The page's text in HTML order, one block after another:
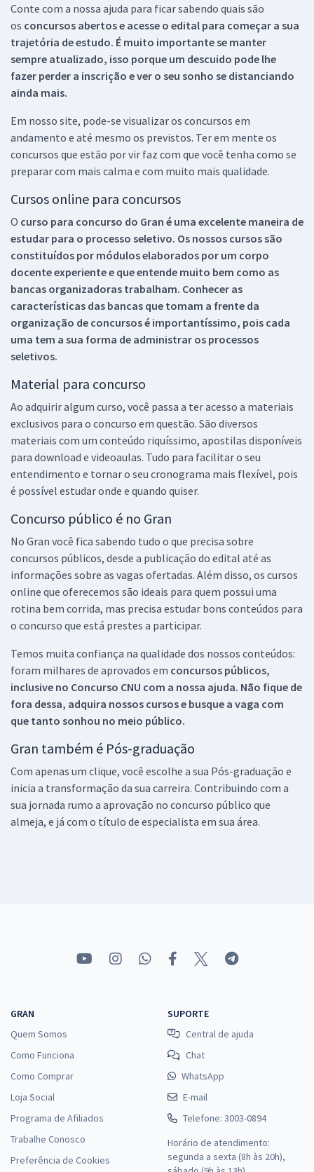
Conte com a nossa ajuda para ficar sabendo quais são
os concursos abertos e acesse o edital para começar a sua
trajetória de estudo. É muito importante se manter
sempre atualizado, isso porque um descuido pode lhe
fazer perder a inscrição e ver o seu sonho se distanciando
ainda mais.
Em nosso site, pode-se visualizar os concursos em
andamento e até mesmo os previstos. Ter em mente os
concursos que estão por vir faz com que você tenha como se
preparar com mais calma e com muito mais qualidade.
Cursos online para concursos
O curso para concurso do Gran é uma excelente maneira de
estudar para o processo seletivo. Os nossos cursos são
constituídos por módulos elaborados por um corpo
docente experiente e que entende muito bem como as
bancas organizadoras trabalham. Conhecer as
características das bancas que tomam a frente da
organização de concursos é importantíssimo, pois cada
uma tem a sua forma de administrar os processos
seletivos.
Material para concurso
Ao adquirir algum curso, você passa a ter acesso a materiais
exclusivos para o concurso em questão. São diversos
materiais com um conteúdo riquíssimo, apostilas disponíveis
para download e videoaulas. Tudo para facilitar o seu
entendimento e tornar o seu cronograma mais flexível, pois
é possível estudar onde e quando quiser.
Concurso público é no Gran
No Gran você fica sabendo tudo o que precisa sobre
concursos públicos, desde a publicação do edital até as
informações sobre as vagas ofertadas. Além disso, os cursos
online que oferecemos são ideais para quem possui uma
rotina bem corrida, mas precisa estudar bons conteúdos para
o concurso que está prestes a participar.
Temos muita confiança na qualidade dos nossos conteúdos:
foram milhares de aprovados em concursos públicos,
inclusive no Concurso CNU com a nossa ajuda. Não fique de
fora dessa, adquira nossos cursos e busque a vaga com
que tanto sonhou no meio público.
Gran também é Pós-graduação
Com apenas um clique, você escolhe a sua Pós-graduação e
inicia a transformação da sua carreira. Contribuindo com a
sua jornada rumo a aprovação no concurso público que
almeja, e já com o título de especialista em sua área.
GRAN
Quem Somos
Como Funciona
Como Comprar
Loja Social
Programa de Afiliados
Trabalhe Conosco
Preferência de Cookies
SUPORTE
Central de ajuda
Chat
WhatsApp
E-mail
Telefone: 3003-0894
Horário de atendimento:
segunda a sexta (8h às 20h),